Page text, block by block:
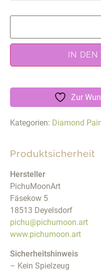
IN
Zur
Kategorien: Diamond
Produktsicherheit
Hersteller
PichuMoonArt
Fäsekow 5
18513 Deyelsdorf
pichu@pichumoon.art
www.pichumoon.art
Sicherheitshinweis
– Kein Spielzeug